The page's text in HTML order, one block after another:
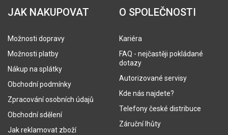
JAK NAKUPOVAT
Možnosti dopravy
Možnosti platby
Nákup na splátky
Obchodní podmínky
Zpracování osobních údajů
Obchodní sdělení
Jak reklamovat zboží
O SPOLEČNOSTI
Kariéra
FAQ - nejčastěji pokládané
dotazy
Autorizované servisy
Kde nás najdete?
Telefony české distribuce
Záruční lhůty